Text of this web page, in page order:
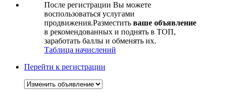
После регистрации Вы можете
воспользоваться услугами
продвижения.Разместить ваше объявление
в рекомендованных и поднять в ТОП,
заработать баллы и обменять их.
Таблица начислений
Перейти к регистрации